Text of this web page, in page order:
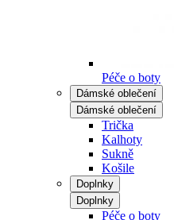
Péče o boty
Dámské oblečení
Dámské oblečení
Trička
Kalhoty
Sukně
Košile
Doplnky
Doplnky
Péče o boty